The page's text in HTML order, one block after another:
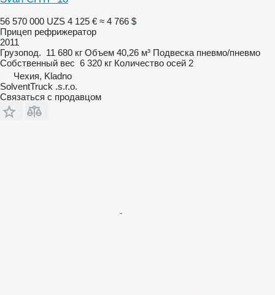
56 570 000 UZS 4 125 € ≈ 4 766 $
Прицеп рефрижератор
2011
Грузопод. 11 680 кг Объем 40,26 м³ Подвеска пневмо/пневмо
Собственный вес 6 320 кг Количество осей 2
Чехия, Kladno
SolventTruck .s.r.o.
Связаться с продавцом